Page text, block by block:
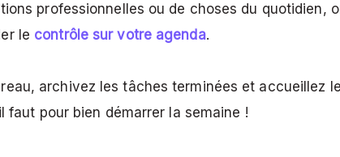
professionnelles ou de choses du quotidien,
le contrôle sur votre agenda.
archivez les tâches terminées et accueillez
faut pour bien démarrer la semaine !